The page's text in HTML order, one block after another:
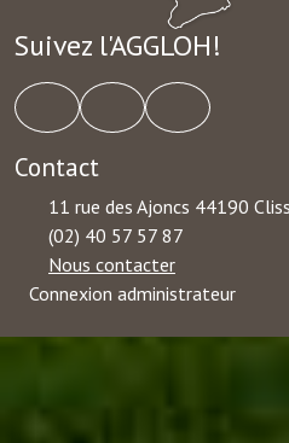
Suivez l'AGGLOH!
Contact
11 rue des Ajoncs 44190
(02) 40 57 57 87
Nous contacter
Connexion administrateur